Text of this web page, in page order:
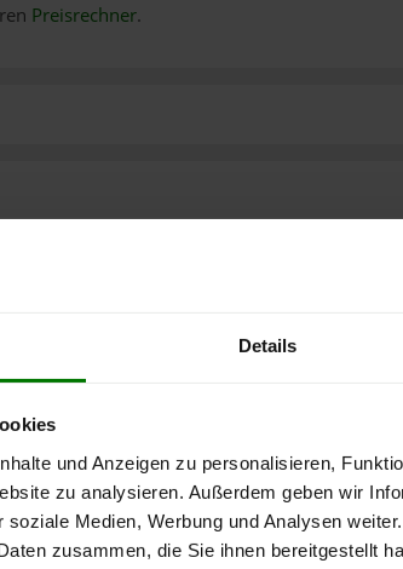
Details
und Anzeigen zu personalisieren,
zu analysieren. Außerdem geben wir
Medien, Werbung und Analysen
zusammen, die Sie ihnen bereitgestellt
Preisrechner.